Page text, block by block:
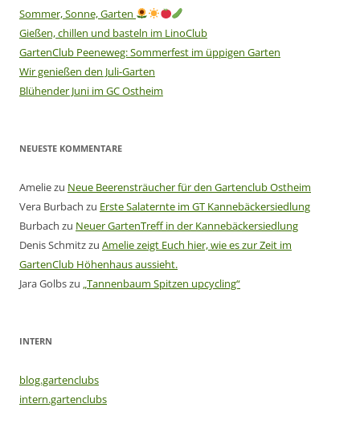
Sommer, Sonne, Garten
Gießen, chillen und basteln im LinoClub
GartenClub Peeneweg: Sommerfest im üppigen Garten
Wir genießen den Juli-Garten
Blühender Juni im GC Ostheim
NEUESTE KOMMENTARE
Ameliezu Neue Beerensträucher für den Gartenclub Ostheim
Vera Burbach zu Erste Salaternte im GT Kannebäckersiedlung
Burbach zu Neuer GartenTreff in der Kannebäckersiedlung
Denis Schmitzzu Amelie zeigt Euch hier, wie es zur Zeit im
GartenClub Höhenhaus aussieht.
Jara Golbszu „Tannenbaum Spitzen upcycling“
INTERN
blog.gartenclubs
intern.gartenclubs